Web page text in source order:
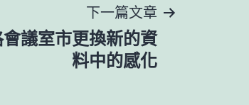
下一篇文章
議室市更換新的資
料中的感化